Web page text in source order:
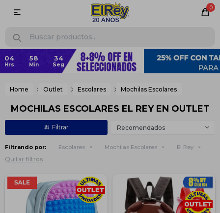
0

Home Outlet Escolares Mochilas Escolares
MOCHILAS ESCOLARES EL REY EN OUTLET
Recomendados
Filtrando por: Escolares Mochilas Escolares El Rey
Quitar filtros